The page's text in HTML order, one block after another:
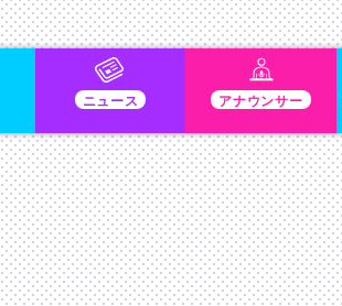
ニュース アナウンサー